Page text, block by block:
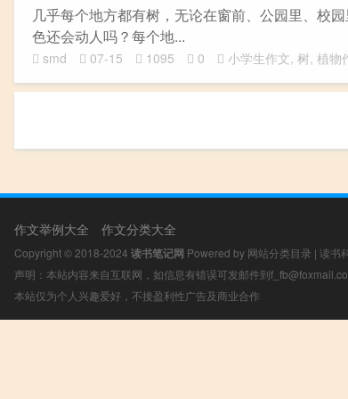
几乎每个地方都有树，无论在窗前、公园里、
色还会动人吗？每个地...
smd 07-15 1095 0 小学生作文, 树, 植物
作文举例大全 作文分类大全
Copyright © 2018-2024 读书笔记网 Powered by 网站分类目录 | 读书
声明：本站内容来自互联网，如信息有错误可发邮件到
本站仅为个人兴趣爱好，不接盈利性广告及商业合作